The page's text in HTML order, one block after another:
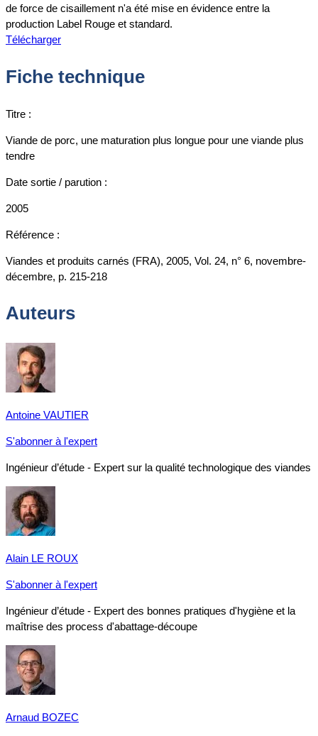
de force de cisaillement n'a été mise en évidence entre la
production Label Rouge et standard.
Télécharger
Fiche technique
Titre :
Viande de porc, une maturation plus longue pour une viande plus
tendre
Date sortie / parution :
2005
Référence :
Viandes et produits carnés (FRA), 2005, Vol. 24, n° 6, novembre-
décembre, p. 215-218
Auteurs
Antoine VAUTIER
S'abonner à l'expert
Ingénieur d’étude - Expert sur la qualité technologique des viandes
Alain LE ROUX
S'abonner à l'expert
Ingénieur d’étude - Expert des bonnes pratiques d'hygiène et la
maîtrise des process d'abattage-découpe
Arnaud BOZEC